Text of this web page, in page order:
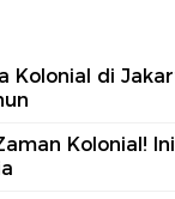
Kolonial di
Kolonial!